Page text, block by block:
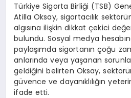
Türkiye Sigorta Birliği (TSB)
Atilla Oksay, sigortacılık
algısına ilişkin dikkat çekici
bulundu. Sosyal medya
paylaşımda sigortanın çoğu
anlarında veya yaşanan
geldiğini belirten Oksay,
güvence ve dayanıklılığın
ifade etti.